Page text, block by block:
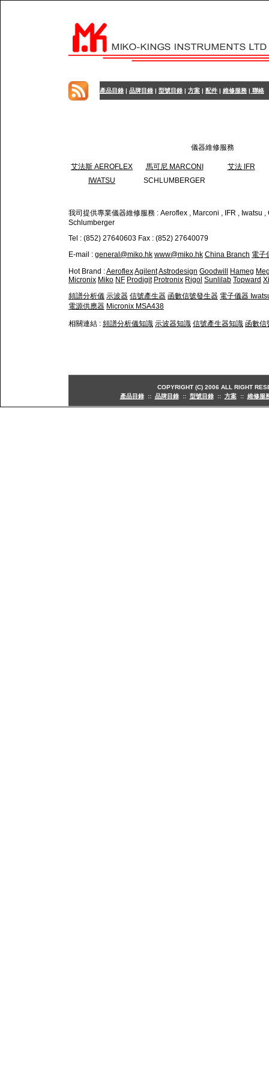
產品目錄 | 品牌目錄 | 型號目錄 | 方案 | 配件 | 維修服務 | 聯絡
儀器維修服務
艾法斯 AEROFLEX 馬可尼 MARCONI
艾法 IFR
IWATSU
SCHLUMBERGER
我司提供專業儀器維修服務 : Aeroflex , Marconi , IFR , Iwatsu ,
Schlumberger
Tel : (852) 27640603 Fax : (852) 27640079
E-mail : general@miko.hk www@miko.hk China Branch 電子
Hot Brand :AeroflexAgilentAstrodesign Goodwill Hameg
Micronix Miko NF Prodigit Protronix Rigol Sunlilab Topward
頻譜分析儀 示波器 信號產生器 函數信號發生器 電子儀器
電源供應器 Micronix MSA438
相關連結 : 頻譜分析儀知識 示波器知識 信號產生器知識 函數信
COPYRIGHT (C) 2006 ALL RIGHT
產品目錄:: 品牌目錄:: 型號目錄:: 方案:: 維修服